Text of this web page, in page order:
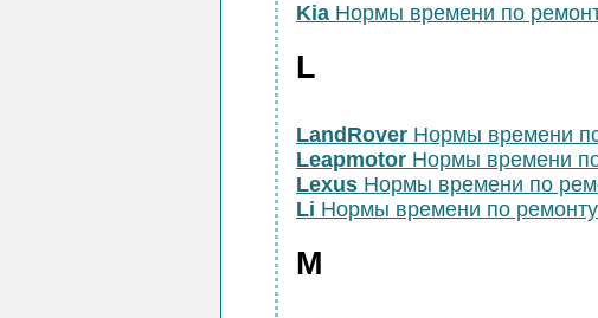
Kia Нормы времени по
L
LandRover Нормы времени
Leapmotor Нормы времени
Lexus Нормы времени по
Li Нормы времени по ремонту
M